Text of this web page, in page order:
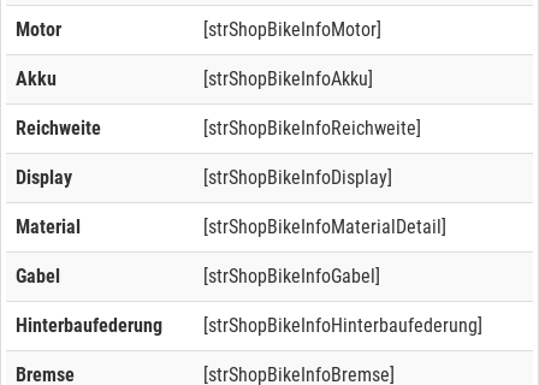
Motor [strShopBikeInfoMotor]
Akku [strShopBikeInfoAkku]
Reichweite [strShopBikeInfoReichweite]
Display [strShopBikeInfoDisplay]
Material [strShopBikeInfoMaterialDetail]
Gabel [strShopBikeInfoGabel]
Hinterbaufederung [strShopBikeInfoHinterbaufederung]
Bremse [strShopBikeInfoBremse]